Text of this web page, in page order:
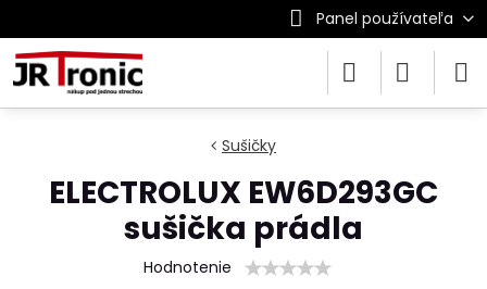
Panel používateľa
Sušičky
ELECTROLUX EW6D293GC
sušička prádla
Hodnotenie